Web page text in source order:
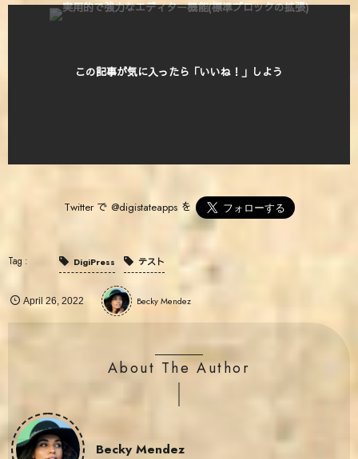
この記事が気に入ったら「いいね！」しよう
Twitter で @digistateappsを
DigiPress テスト
April 26 ,2022 Becky Mendez
About The Author
Becky Mendez